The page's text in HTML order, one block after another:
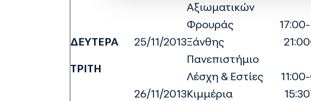
ΔΕΥΤΕΡΑ 25/11/2013
Αξιωματικών
Φρουράς
Ξάνθης
17:00-
21:00
ΤΡΙΤΗ
26/11/2013
Πανεπιστήμιο
Λέσχη & Εστίες
Κιμμέρια
11:00-
15:30